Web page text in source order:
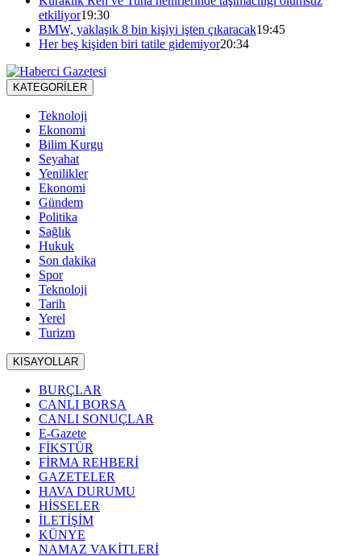
etkiliyor19:30
BMW, yaklaşık 8 bin kişiyi işten çıkaracak19:45
Her beş kişiden biri tatile gidemiyor20:34
KATEGORİLER
Teknoloji
Ekonomi
Bilim Kurgu
Seyahat
Yenilikler
Ekonomi
Gündem
Politika
Sağlık
Hukuk
Son dakika
Spor
Teknoloji
Tarih
Yerel
Turizm
KISAYOLLAR
BURÇLAR
CANLI BORSA
CANLI SONUÇLAR
E-Gazete
FİKSTÜR
FİRMA REHBERİ
GAZETELER
HAVA DURUMU
HİSSELER
İLETİŞİM
KÜNYE
NAMAZ VAKİTLERİ